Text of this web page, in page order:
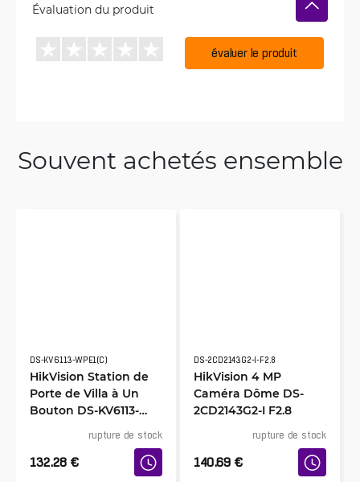
Évaluation du produit
évaluer le produit
Souvent achetés ensemble
DS-KV6113-WPE1(C)
HikVision Station de
Porte de Villa à Un
Bouton DS-KV6113-
rupture de stock
132.28 €
DS-2CD2143G2-I-F2.8
HikVision 4 MP
Caméra Dôme DS-
2CD2143G2-I F2.8
rupture de stock
140.69 €